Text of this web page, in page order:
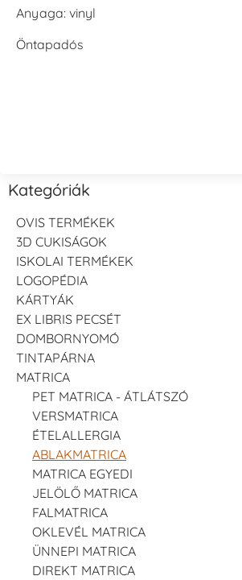
Anyaga: vinyl
Öntapadós
Kategóriák
OVIS TERMÉKEK
3D CUKISÁGOK
ISKOLAI TERMÉKEK
LOGOPÉDIA
KÁRTYÁK
EX LIBRIS PECSÉT
DOMBORNYOMÓ
TINTAPÁRNA
MATRICA
PET MATRICA - ÁTLÁTSZÓ
VERSMATRICA
ÉTELALLERGIA
ABLAKMATRICA
MATRICA EGYEDI
JELÖLŐ MATRICA
FALMATRICA
OKLEVÉL MATRICA
ÜNNEPI MATRICA
DIREKT MATRICA